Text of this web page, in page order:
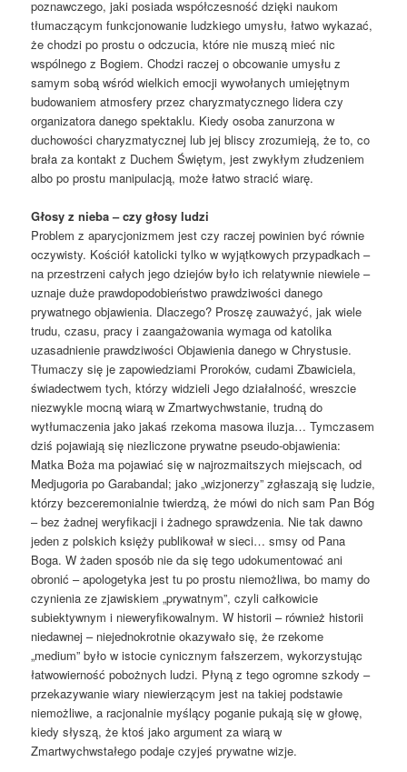
poznawczego, jaki posiada współczesność dzięki naukom
tłumaczącym funkcjonowanie ludzkiego umysłu, łatwo wykazać,
że chodzi po prostu o odczucia, które nie muszą mieć nic
wspólnego z Bogiem. Chodzi raczej o obcowanie umysłu z
samym sobą wśród wielkich emocji wywołanych umiejętnym
budowaniem atmosfery przez charyzmatycznego lidera czy
organizatora danego spektaklu. Kiedy osoba zanurzona w
duchowości charyzmatycznej lub jej bliscy zrozumieją, że to, co
brała za kontakt z Duchem Świętym, jest zwykłym złudzeniem
albo po prostu manipulacją, może łatwo stracić wiarę.
Głosy z nieba – czy głosy ludzi
Problem z aparycjonizmem jest czy raczej powinien być równie
oczywisty. Kościół katolicki tylko w wyjątkowych przypadkach –
na przestrzeni całych jego dziejów było ich relatywnie niewiele –
uznaje duże prawdopodobieństwo prawdziwości danego
prywatnego objawienia. Dlaczego? Proszę zauważyć, jak wiele
trudu, czasu, pracy i zaangażowania wymaga od katolika
uzasadnienie prawdziwości Objawienia danego w Chrystusie.
Tłumaczy się je zapowiedziami Proroków, cudami Zbawiciela,
świadectwem tych, którzy widzieli Jego działalność, wreszcie
niezwykle mocną wiarą w Zmartwychwstanie, trudną do
wytłumaczenia jako jakaś rzekoma masowa iluzja… Tymczasem
dziś pojawiają się niezliczone prywatne pseudo-objawienia:
Matka Boża ma pojawiać się w najrozmaitszych miejscach, od
Medjugoria po Garabandal; jako „wizjonerzy” zgłaszają się ludzie,
którzy bezceremonialnie twierdzą, że mówi do nich sam Pan Bóg
– bez żadnej weryfikacji i żadnego sprawdzenia. Nie tak dawno
jeden z polskich księży publikował w sieci… smsy od Pana
Boga. W żaden sposób nie da się tego udokumentować ani
obronić – apologetyka jest tu po prostu niemożliwa, bo mamy do
czynienia ze zjawiskiem „prywatnym”, czyli całkowicie
subiektywnym i nieweryfikowalnym. W historii – również historii
niedawnej – niejednokrotnie okazywało się, że rzekome
„medium” było w istocie cynicznym fałszerzem, wykorzystując
łatwowierność pobożnych ludzi. Płyną z tego ogromne szkody –
przekazywanie wiary niewierzącym jest na takiej podstawie
niemożliwe, a racjonalnie myślący poganie pukają się w głowę,
kiedy słyszą, że ktoś jako argument za wiarą w
Zmartwychwstałego podaje czyjeś prywatne wizje.